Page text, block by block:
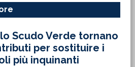
Scudo Verde tornano
per sostituire i
più inquinanti